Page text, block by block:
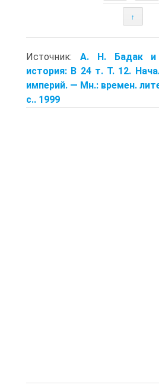
↑
Источник: А. Н. Бадак и
история: В 24 т. Т. 12.
империй. — Мн.: времен.
с.. 1999